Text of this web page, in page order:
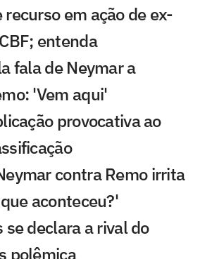
em ação de ex-
entenda
fala de Neymar a
'Vem aqui'
provocativa ao
contra Remo irrita
aconteceu?'
se declara a rival do
polêmica